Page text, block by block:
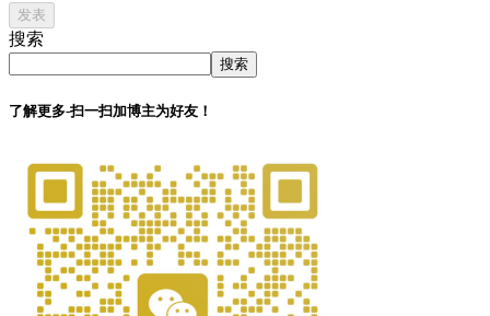
搜索
搜索
了解更多-扫一扫加博主为好友！